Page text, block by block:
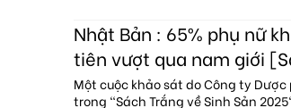
Nhật Bản : 65% phụ nữ
tiên vượt qua nam giới
Một cuộc khảo sát do Công ty
trong "Sách Trắng về Sinh Sản